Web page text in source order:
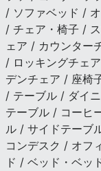
/ ソファベッド /
/ チェア・椅子 /
ェア / カウンター
/ ロッキングチェ
デンチェア / 座椅
/ テーブル / ダイ
テーブル / コーヒ
ル / サイドテーブ
コンデスク / オフ
ド / ベッド・ベッ